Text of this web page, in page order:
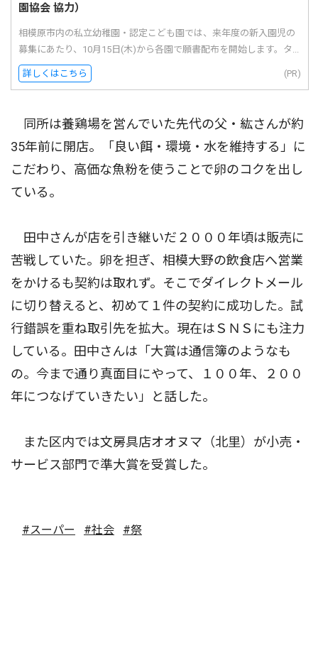
園協会 協力）
相模原市内の私立幼稚園・認定こども園では、来年度の新入園児の
募集にあたり、10月15日(木)から各園で願書配布を開始します。タ...
詳しくはこちら (PR)
同所は養鶏場を営んでいた先代の父・紘さんが約
35年前に開店。「良い餌・環境・水を維持する」に
こだわり、高価な魚粉を使うことで卵のコクを出し
ている。
田中さんが店を引き継いだ２０００年頃は販売に
苦戦していた。卵を担ぎ、相模大野の飲食店へ営業
をかけるも契約は取れず。そこでダイレクトメール
に切り替えると、初めて１件の契約に成功した。試
行錯誤を重ね取引先を拡大。現在はＳＮＳにも注力
している。田中さんは「大賞は通信簿のようなも
の。今まで通り真面目にやって、１００年、２００
年につなげていきたい」と話した。
また区内では文房具店オオヌマ（北里）が小売・
サービス部門で準大賞を受賞した。
#スーパー #社会 #祭